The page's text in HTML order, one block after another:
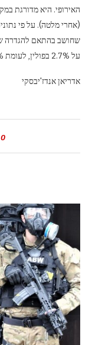
האירופי. היא מדורגת
על 2.7% בפולין, לעומת 5.9% באיחוד האירופי ו-6.4% בגוש האירו.
אדריאן אנדז'יבסקי
0